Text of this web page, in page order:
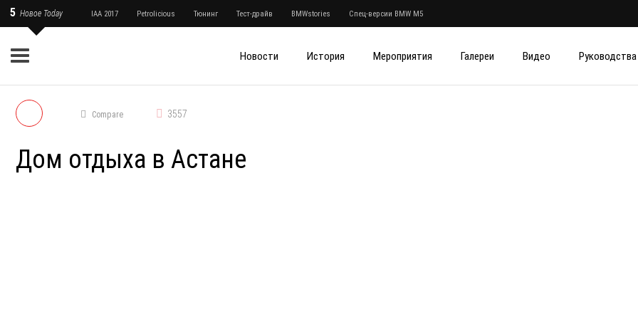
5 Новое Today IAA 2017 Petrolicious Тюнинг Тест-драйв BMWstories Спец-версии BMW M5
Новости История Мероприятия Галереи Видео Руководства
Compare 3557
Дом отдыха в Астане